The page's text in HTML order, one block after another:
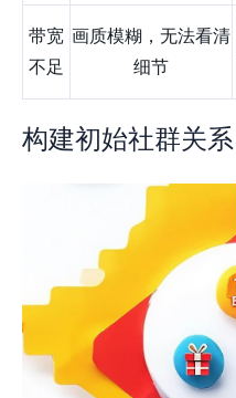
带宽
不足
画质模糊，无法看清
细节
构建初始社群关系